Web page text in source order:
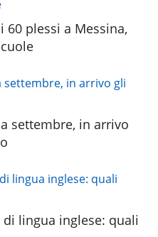
60 plessi a Messina,
settembre, in arrivo
lingua inglese: quali